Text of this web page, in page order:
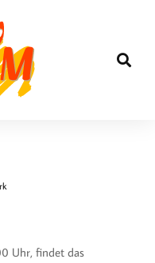
Uhr, findet das